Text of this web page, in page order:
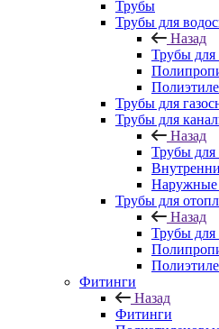
Трубы
Трубы для
Назад
Трубы для
Трубы для
Трубы для
Назад
Трубы для
Наружные
Трубы для
Назад
Трубы для
Фитинги
Назад
Фитинги